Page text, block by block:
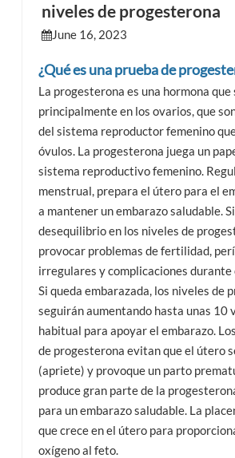
niveles de progesterona
June 16, 2023
¿Qué es una prueba de
La progesterona es una hormona que
principalmente en los ovarios, que
del sistema reproductor femenino
óvulos. La progesterona juega un
sistema reproductivo femenino.
menstrual, prepara el útero para el
a mantener un embarazo saludable.
desequilibrio en los niveles de
provocar problemas de fertilidad,
irregulares y complicaciones durante
Si queda embarazada, los niveles de
seguirán aumentando hasta unas 10
habitual para apoyar el embarazo.
de progesterona evitan que el útero
(apriete) y provoque un parto
produce gran parte de la
para un embarazo saludable. La
que crece en el útero para
oxígeno al feto.